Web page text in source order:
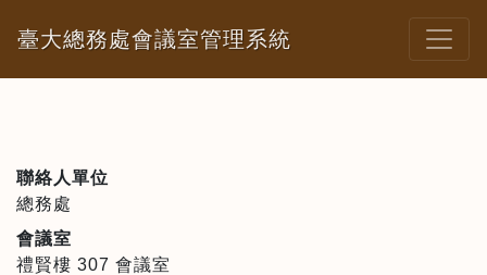
臺大總務處會議室管理系統
聯絡人單位
總務處
會議室
禮賢樓 307 會議室